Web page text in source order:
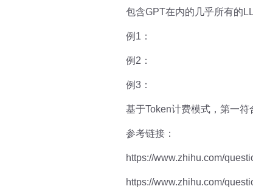
包含GPT在内的几乎所有的
例1：
例2：
例3：
基于Token计费模式，第一
参考链接：
https://www.zhihu.com/
https://www.zhihu.com/